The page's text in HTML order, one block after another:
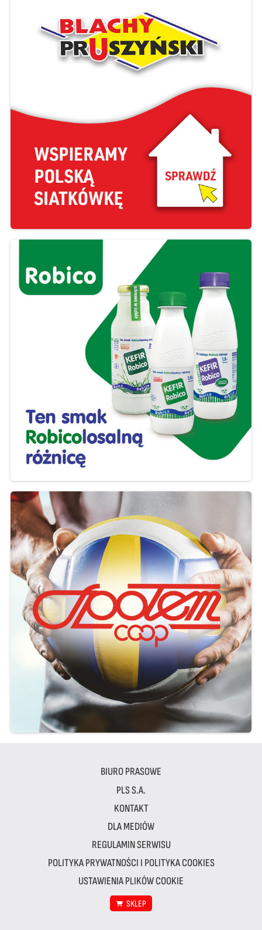
BIURO PRASOWE
PLS S.A.
KONTAKT
DLA MEDIÓW
REGULAMIN SERWISU
POLITYKA PRYWATNOŚCI I POLITYKA COOKIES
USTAWIENIA PLIKÓW COOKIE
SKLEP